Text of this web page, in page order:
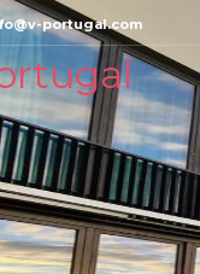
portugal.com